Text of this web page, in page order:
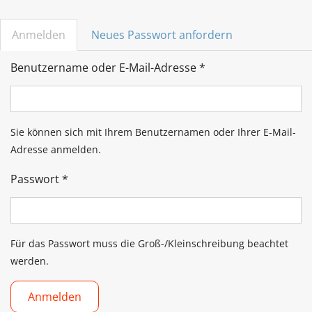
Haupt-
Reiter
Anmelden (aktiver
Reiter)
Neues Passwort anfordern
Benutzername oder E-Mail-Adresse*
Sie können sich mit Ihrem Benutzernamen oder Ihrer E-Mail-
Adresse anmelden.
Passwort*
Für das Passwort muss die Groß-/Kleinschreibung beachtet
werden.
Anmelden